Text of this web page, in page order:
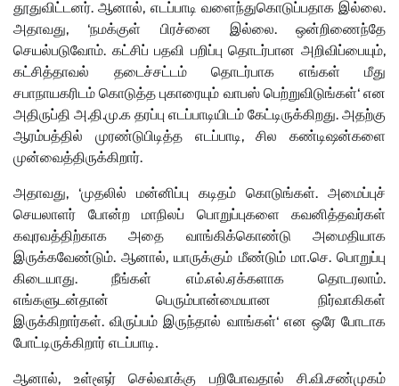
தூதுவிட்டனர்.ஆனால், எடப்பாடி வளைந்துகொடுப்பதாக இல்லை.
அதாவது, ‘நமக்குள் பிரச்னை இல்லை. ஒன்றிணைந்தே
செயல்படுவோம். கட்சிப் பதவி பறிப்பு தொடர்பான அறிவிப்பையும்,
கட்சித்தாவல் தடைச்சட்டம் தொடர்பாக எங்கள்
மீது
சபாநாயகரிடம் கொடுத்த புகாரையும் வாபஸ் பெற்றுவிடுங்கள்‘என
அதிருப்தி அ.தி.மு.க தரப்பு எடப்பாடியிடம் கேட்டிருக்கிறது. அதற்கு
ஆரம்பத்தில்
முரண்டுபிடித்த எடப்பாடி,சில
கண்டிஷன்களை
முன்வைத்திருக்கிறார்.
அதாவது, ‘முதலில் மன்னிப்பு கடிதம் கொடுங்கள். அமைப்புச்
செயலாளர்
போன்ற மாநிலப் பொறுப்புகளை
கவனித்தவர்கள்
கவுரவத்திற்காக
அதை வாங்கிக்கொண்டு
அமைதியாக
இருக்கவேண்டும்.ஆனால்,யாருக்கும் மீண்டும் மா.செ.பொறுப்பு
கிடையாது.நீங்கள் எம்.எல்.ஏக்களாக தொடரலாம்.
எங்களுடன்தான் பெரும்பான்மையான
நிர்வாகிகள்
இருக்கிறார்கள்.விருப்பம் இருந்தால் வாங்கள்‘ என ஒரே போடாக
போட்டிருக்கிறார் எடப்பாடி.
ஆனால், உள்ளூர் செல்வாக்கு பறிபோவதால் சி.வி.சண்முகம்